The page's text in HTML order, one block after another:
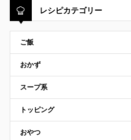
レシピカテゴリー
ご飯
おかず
スープ系
トッピング
おやつ